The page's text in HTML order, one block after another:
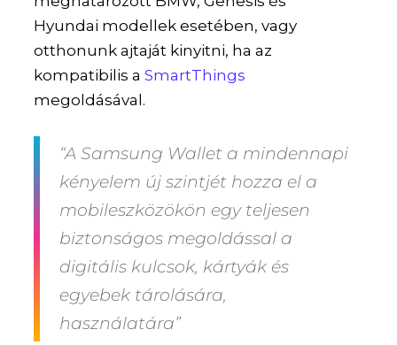
Hyundai modellek esetében, vagy
otthonunk ajtaját kinyitni, ha az
kompatibilis aSmartThings
megoldásával.
“A Samsung Wallet a mindennapi
kényelem új szintjét hozza el a
mobileszközökön egy teljesen
biztonságos megoldással a
digitális kulcsok, kártyák és
egyebek tárolására,
használatára”